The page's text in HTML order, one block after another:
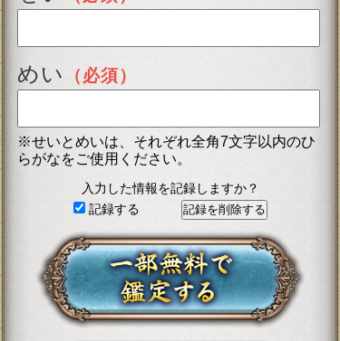
めい （必須）
※せいとめいは、それぞれ全角7文字以内のひ
らがなをご使用ください。
入力した情報を記録しますか？
記録する